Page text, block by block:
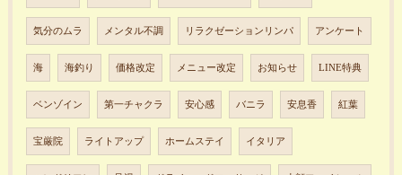
気分のムラ メンタル不調 リラクゼーションリンパ アンケート
海 海釣り 価格改定 メニュー改定 お知らせ LINE特典
ベンゾイン 第一チャクラ 安心感 バニラ 安息香 紅葉
宝厳院 ライトアップ ホームステイ イタリア